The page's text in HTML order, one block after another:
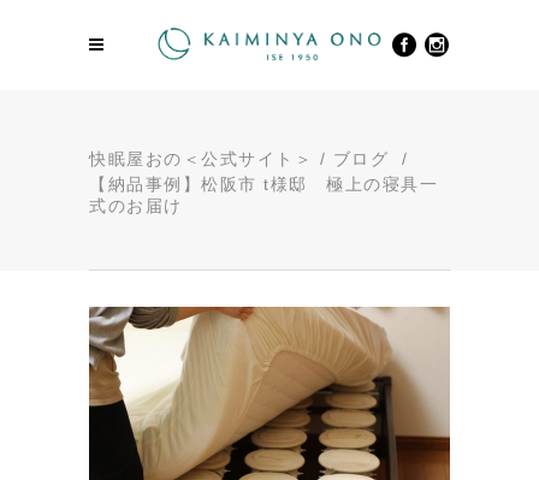
快眠屋おの＜公式サイト＞ / ブログ
/
【納品事例】松阪市 t様邸 極上の寝具一
式のお届け